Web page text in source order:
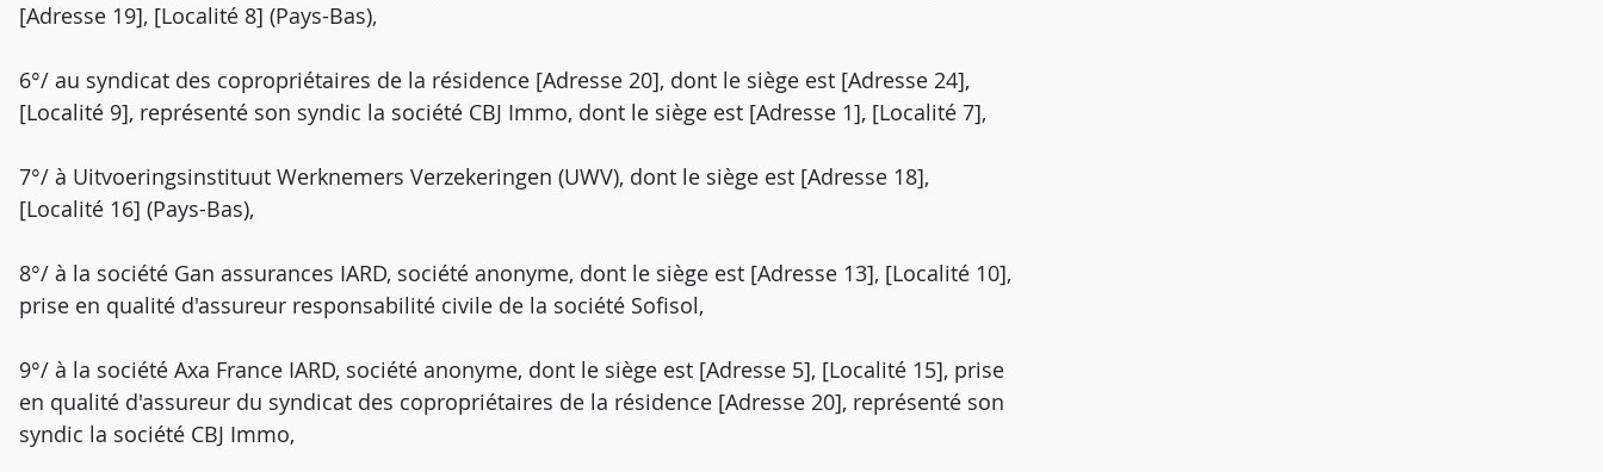
[Adresse 19], [Localité 8] (Pays-Bas),
6°/ au syndicat des copropriétaires de la résidence [Adresse 20], dont le siège est [Adresse 24],
[Localité 9], représenté son syndic la société CBJ Immo, dont le siège est [Adresse 1], [Localité 7],
7°/ à Uitvoeringsinstituut Werknemers Verzekeringen (UWV), dont le siège est [Adresse 18],
[Localité 16] (Pays-Bas),
8°/ à la société Gan assurances IARD, société anonyme, dont le siège est [Adresse 13], [Localité 10],
prise en qualité d'assureur responsabilité civile de la société Sofisol,
9°/ à la société Axa France IARD, société anonyme, dont le siège est [Adresse 5], [Localité 15], prise
en qualité d'assureur du syndicat des copropriétaires de la résidence [Adresse 20], représenté son
syndic la société CBJ Immo,